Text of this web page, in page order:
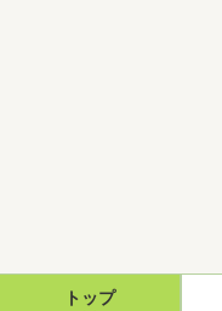
トップ